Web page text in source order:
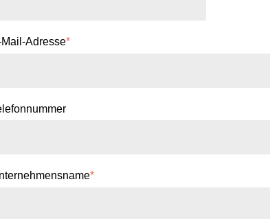
Mail-Adresse*
*